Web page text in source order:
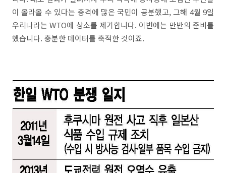
이 올라올 수 있다는 충격에 많은 국민이 공분했고, 그해 4월 9일
우리나라는 WTO에 상소를 제기합니다. 이번에는 만반의 준비를
했습니다. 충분한 데이터를 축적한 것이죠.